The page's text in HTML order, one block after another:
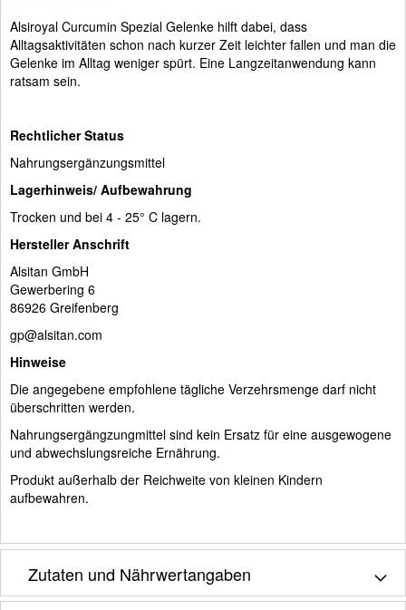
Alsiroyal Curcumin Spezial Gelenke hilft dabei, dass
Alltagsaktivitäten schon nach kurzer Zeit leichter fallen und man die
Gelenke im Alltag weniger spürt. Eine Langzeitanwendung kann
ratsam sein.
Rechtlicher Status
Nahrungsergänzungsmittel
Lagerhinweis/ Aufbewahrung
Trocken und bei 4 - 25° C lagern.
Hersteller Anschrift
Alsitan GmbH
Gewerbering 6
86926 Greifenberg
gp@alsitan.com
Hinweise
Die angegebene empfohlene tägliche Verzehrsmenge darf nicht
überschritten werden.
Nahrungsergängzungmittel sind kein Ersatz für eine ausgewogene
und abwechslungsreiche Ernährung.
Produkt außerhalb der Reichweite von kleinen Kindern
aufbewahren.
Zutaten und Nährwertangaben